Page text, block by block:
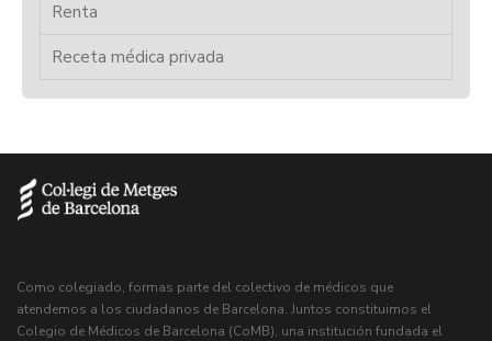
Renta
Receta médica privada
Como colegiado, formas parte del colectivo de médicos que
atendemos a los ciudadanos de Barcelona. Juntos constituimos el
Colegio de Médicos de Barcelona (CoMB), una institución fundada el